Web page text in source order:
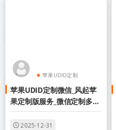
苹果UDID定制
UDID定制版微信
苹果UDID定制微信_风起苹
果定制版服务_微信定制多开
版
2025-12-31